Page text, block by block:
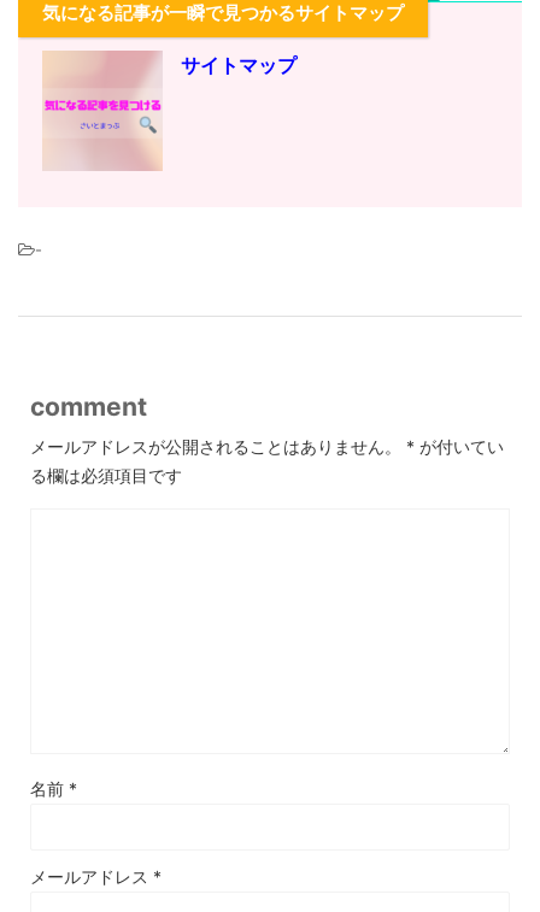
気になる記事が一瞬で見つかるサイトマップ
サイトマップ
-
comment
メールアドレスが公開されることはありません。 * が付いてい
る欄は必須項目です
名前 *
メールアドレス *